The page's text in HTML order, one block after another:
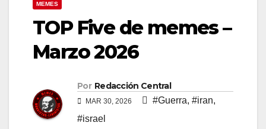
MEMES
TOP Five de memes –
Marzo 2026
Por Redacción Central
MAR 30, 2026 #Guerra, #iran,
#israel